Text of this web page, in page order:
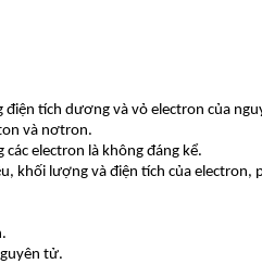
tích dương và vỏ electron của
và nơtron.
electron là không đáng kể.
khối lượng và điện tích của electron,
tử.